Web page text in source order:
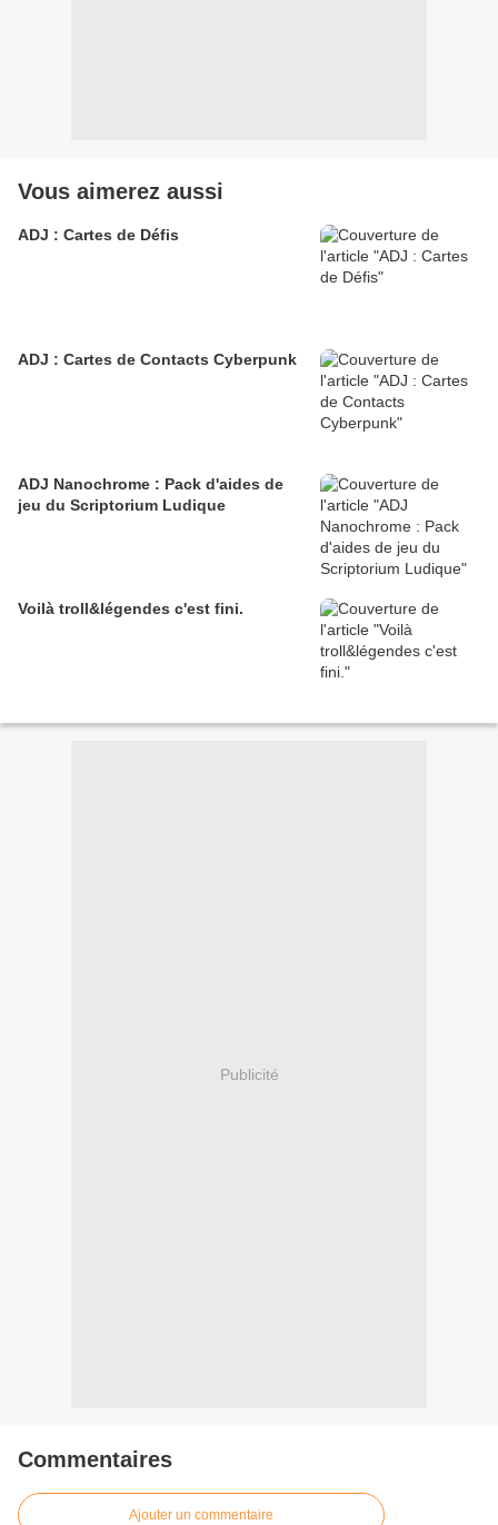
Vous aimerez aussi
ADJ : Cartes de Défis
ADJ : Cartes de Contacts Cyberpunk
ADJ Nanochrome : Pack d'aides de
jeu du Scriptorium Ludique
Voilà troll&légendes c'est fini.
Publicité
Commentaires
Ajouter un commentaire